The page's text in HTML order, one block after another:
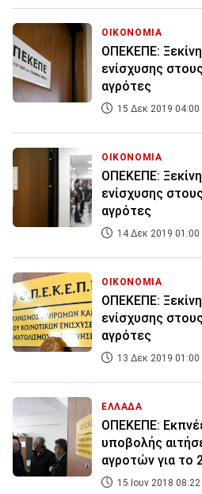
ΟΙΚΟΝΟΜΙΑ
ΟΠΕΚΕΠΕ:
ενίσχυσης
αγρότες
15 Δεκ 2019 04:00
ΟΙΚΟΝΟΜΙΑ
ΟΠΕΚΕΠΕ:
ενίσχυσης
αγρότες
14 Δεκ 2019 01:00
ΟΙΚΟΝΟΜΙΑ
ΟΠΕΚΕΠΕ:
ενίσχυσης
αγρότες
13 Δεκ 2019 01:00
ΕΛΛΑΔΑ
ΟΠΕΚΕΠΕ:
υποβολής
αγροτών για το
15 Ιουν 2018 08:22